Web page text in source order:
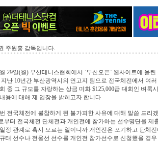
주원홍 감독입니다.
29일(월) 부산테니스협회에서 ‘부산오픈’ 웹사이트에 올
난 10년간 부산광역시의 연고지 팀으로 전국체전에서 여
중 그 규모를 자랑하는 상금 미화 $125,000급 대회인 벼
용에 대해 제 입장을 밝히고자 합니다.
전국체전에 불참하게 된 불가피한 사유에 대해 말씀 드리
부터 전국체전 단체전과 개인전에 참가하는 선수명단을
정 관계로 혹시 모르는 일이니까 개인전은 포기하고 단체
태 선수나 전웅선 선수를 개인전 참가선수로 신청했을 경